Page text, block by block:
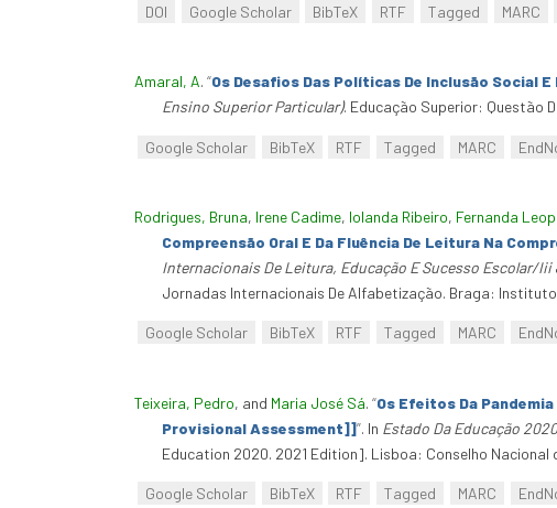
DOI Google Scholar BibTeX RTF Tagged MARC
Amaral, A. “Os Desafios Das Políticas De Inclusão Social
Ensino Superior Particular). Educação Superior: Questão
Google Scholar BibTeX RTF Tagged MARC
Rodrigues, Bruna, Irene Cadime, Iolanda Ribeiro, Fernanda
Compreensão Oral E Da Fluência De Leitura Na
Internacionais De Leitura, Educação E Sucesso Escolar/
Jornadas Internacionais De Alfabetização. Braga: Instituto
Google Scholar BibTeX RTF Tagged MARC
Teixeira, Pedro, and Maria José Sá. “Os Efeitos Da
Provisional Assessment]]”. In Estado Da Educação
Education 2020. 2021 Edition]. Lisboa: Conselho Nacional
Google Scholar BibTeX RTF Tagged MARC